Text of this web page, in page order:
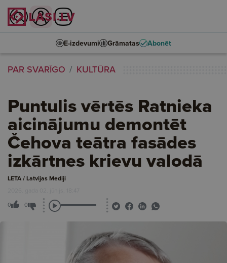
E-izdevumi Grāmatas Abonēt
PAR SVARĪGO KULTŪRA
Puntulis vērtēs Ratnieka
aicinājumu demontēt
Čehova teātra fasādes
izkārtnes krievu valodā
LETA / Latvijas Mediji
2026. gada 02. jūnijs, 18:47
0 0